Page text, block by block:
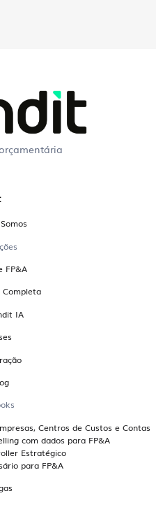
EPM?
integra planejamento,
desempenho e reporting
é uma plataforma EPM
colaborativa,
cenários de
sistemas
FP&A
Completa
IA
Centros de Custos e Contas
com dados para FP&A
Estratégico
para FP&A